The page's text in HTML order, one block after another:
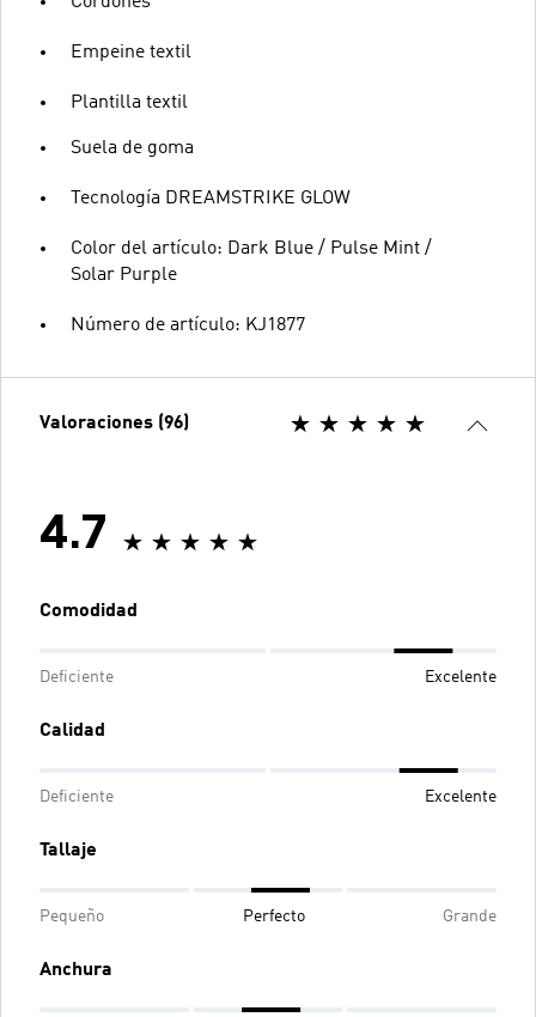
Empeine textil
Plantilla textil
Suela de goma
Tecnología DREAMSTRIKE GLOW
Color del artículo: Dark Blue / Pulse Mint /
Solar Purple
Número de artículo: KJ1877
Valoraciones (96)
4.7
Comodidad
Deficiente Excelente
Calidad
Deficiente Excelente
Tallaje
Pequeño Perfecto Grande
Anchura